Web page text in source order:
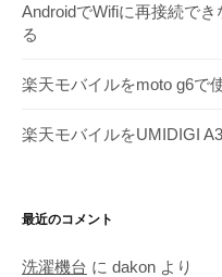
AndroidでWifiに再接続で
る
楽天モバイルをmoto g6で
楽天モバイルをUMIDIGI
最近のコメント
洗濯機台 に dakon より